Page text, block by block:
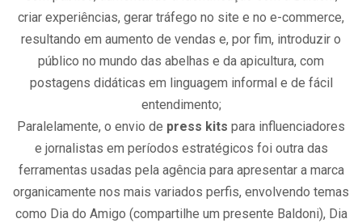
criar experiências, gerar tráfego no site e no e-commerce,
resultando em aumento de vendas e, por fim, introduzir o
público no mundo das abelhas e da apicultura, com
postagens didáticas em linguagem informal e de fácil
entendimento;
Paralelamente, o envio de press kits para influenciadores
e jornalistas em períodos estratégicos foi outra das
ferramentas usadas pela agência para apresentar a marca
organicamente nos mais variados perfis, envolvendo temas
como Dia do Amigo (compartilhe um presente Baldoni), Dia